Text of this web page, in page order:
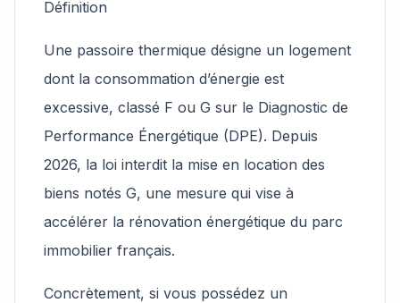
Définition
Une passoire thermique désigne un logement
dont la consommation d’énergie est
excessive, classé F ou G sur le Diagnostic de
Performance Énergétique (DPE). Depuis
2026, la loi interdit la mise en location des
biens notés G, une mesure qui vise à
accélérer la rénovation énergétique du parc
immobilier français.
Concrètement, si vous possédez un